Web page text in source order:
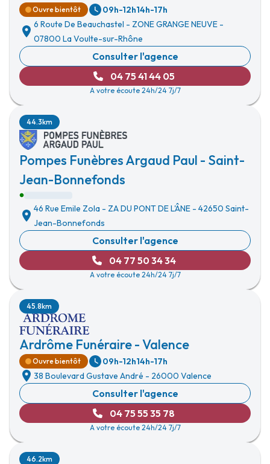
Ouvre bientôt 09h-12h14h-17h
6 Route De Beauchastel - ZONE GRANGE NEUVE -
07800 La Voulte-sur-Rhône
Consulter l'agence
04 75 41 44 05
A votre écoute 24h/24 7j/7
Pompes Funèbres Argaud Paul - Saint-
Jean-Bonnefonds
44.3km
46 Rue Emile Zola - ZA DU PONT DE L'ÂNE - 42650 Saint-
Jean-Bonnefonds
Consulter l'agence
04 77 50 34 34
A votre écoute 24h/24 7j/7
Ardrôme Funéraire - Valence
45.8km
Ouvre bientôt 09h-12h14h-17h
38 Boulevard Gustave André - 26000 Valence
Consulter l'agence
04 75 55 35 78
A votre écoute 24h/24 7j/7
46.2km